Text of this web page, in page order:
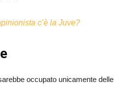
c’è la Juve?
occupato unicamente delle